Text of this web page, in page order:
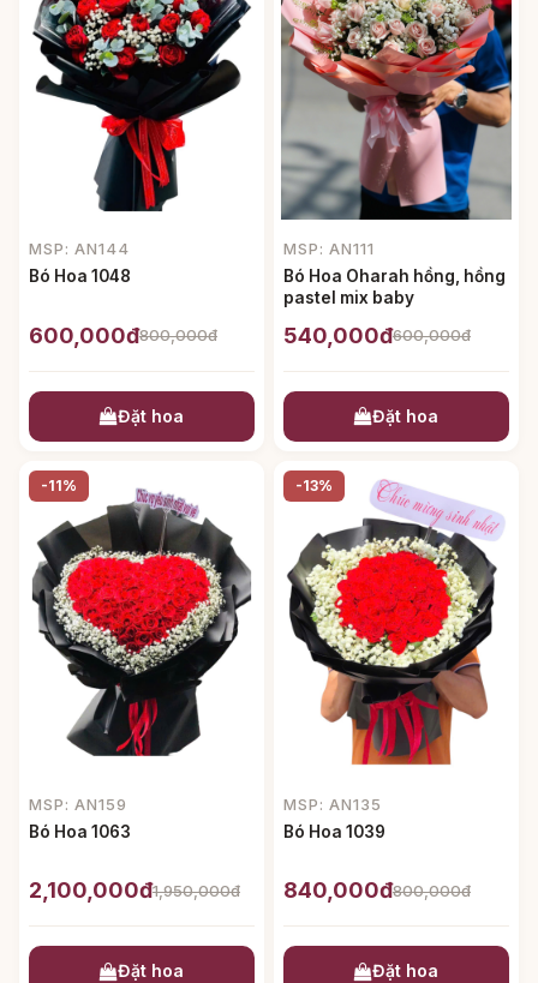
MSP: AN144
Bó Hoa 1048
600,000đ800,000đ
Đặt hoa
MSP: AN111
Bó Hoa Oharah hồng, hồng
pastel mix baby
540,000đ600,000đ
Đặt hoa
-11%
MSP: AN159
Bó Hoa 1063
2,100,000đ1,950,000đ
Đặt hoa
-13%
MSP: AN135
Bó Hoa 1039
840,000đ800,000đ
Đặt hoa